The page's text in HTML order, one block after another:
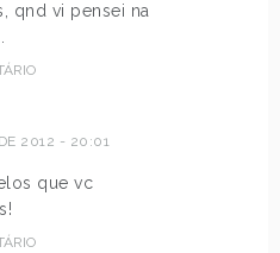
qnd vi pensei na
2012 - 20:01
que vc